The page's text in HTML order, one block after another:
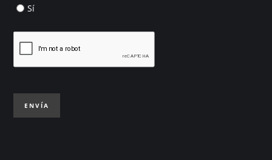
Sí
ENVÍA